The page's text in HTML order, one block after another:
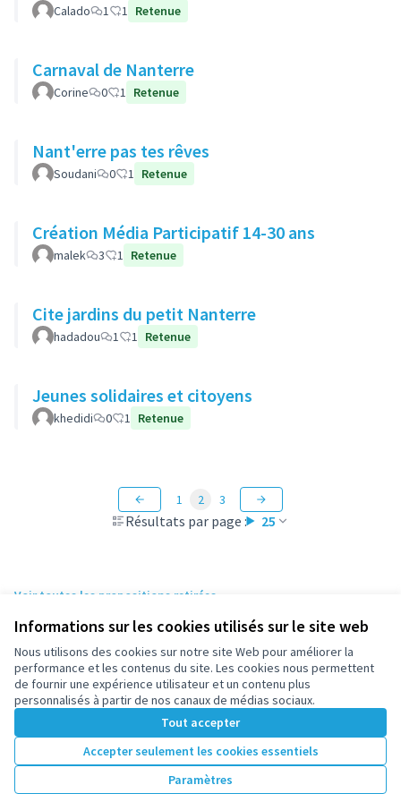
Informations sur les cookies utilisés sur le site web
Nous utilisons des cookies sur notre site Web pour améliorer la
performance et les contenus du site. Les cookies nous permettent
de fournir une expérience utilisateur et un contenu plus
personnalisés à partir de nos canaux de médias sociaux.
Tout accepter
Accepter seulement les cookies essentiels
Paramètres
Calado 1 1 Retenue
Carnaval de Nanterre
Corine 0 1 Retenue
Nant'erre pas tes rêves
Soudani 0 1 Retenue
Création Média Participatif 14-30 ans
malek 3 1 Retenue
Cite jardins du petit Nanterre
hadadou 1 1 Retenue
Jeunes solidaires et citoyens
khedidi 0 1 Retenue
Résultats par page : 25
1 2 3
Voir toutes les propositions retirées
Conditions d'utilisation
Paramètres des cookies
participez.nanterre.fr sur X
(Lien externe)
participez.nanterre.fr sur Facebook
participez.nanterre.fr sur Instagram
participez.nanterre.fr sur YouTube
(Lien externe)
participez.nanterre.fr sur GitHub
(Lien externe)
Site réalisé grâce aulogiciel libre Decidim .
Licence
(Lien